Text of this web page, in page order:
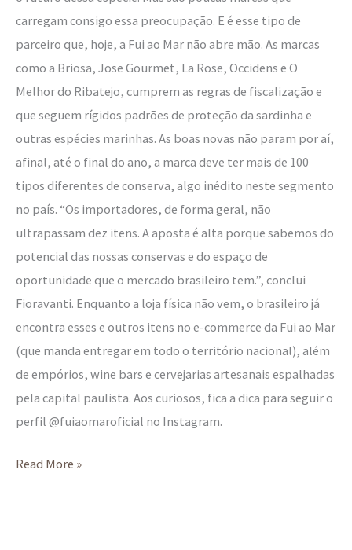
carregam consigo essa preocupação. E é esse tipo de
parceiro que, hoje, a Fui ao Mar não abre mão. As marcas
como a Briosa, Jose Gourmet, La Rose, Occidens e O
Melhor do Ribatejo, cumprem as regras de fiscalização e
que seguem rígidos padrões de proteção da sardinha e
outras espécies marinhas. As boas novas não param por aí,
afinal, até o final do ano, a marca deve ter mais de 100
tipos diferentes de conserva, algo inédito neste segmento
no país. “Os importadores, de forma geral, não
ultrapassam dez itens. A aposta é alta porque sabemos do
potencial das nossas conservas e do espaço de
oportunidade que o mercado brasileiro tem.”, conclui
Fioravanti. Enquanto a loja física não vem, o brasileiro já
encontra esses e outros itens no e-commerce da Fui ao Mar
(que manda entregar em todo o território nacional), além
de empórios, wine bars e cervejarias artesanais espalhadas
pela capital paulista. Aos curiosos, fica a dica para seguir o
perfil @fuiaomaroficial no Instagram.
Read More »